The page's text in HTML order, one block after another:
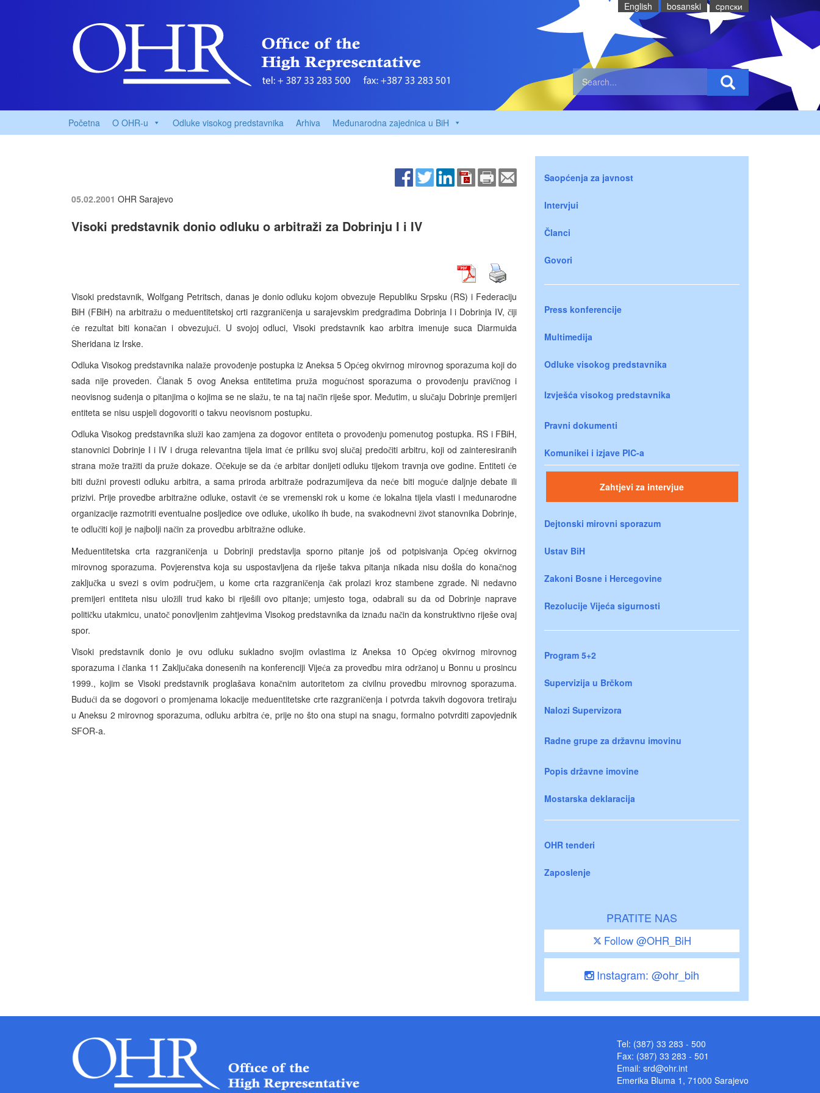
English bosanski cрпски
Početna O OHR-u Odluke visokog predstavnika Arhiva Međunarodna zajednica u BiH
05.02.2001 OHR Sarajevo
Visoki predstavnik donio odluku o arbitraži za Dobrinju I i IV
Visoki predstavnik, Wolfgang Petritsch, danas je donio odluku kojom obvezuje Republiku Srpsku (RS) i Federaciju
BiH (FBiH) na arbitražu o međuentitetskoj crti razgraničenja u sarajevskim predgrađima Dobrinja I i Dobrinja IV, čiji
će rezultat biti konačan i obvezujući. U svojoj odluci, Visoki predstavnik kao arbitra imenuje suca Diarmuida
Sheridana iz Irske.
Odluka Visokog predstavnika nalaže provođenje postupka iz Aneksa 5 Općeg okvirnog mirovnog sporazuma koji do
sada nije proveden. Članak 5 ovog Aneksa entitetima pruža mogućnost sporazuma o provođenju pravičnog i
neovisnog suđenja o pitanjima o kojima se ne slažu, te na taj način riješe spor. Međutim, u slučaju Dobrinje premijeri
entiteta se nisu uspjeli dogovoriti o takvu neovisnom postupku.
Odluka Visokog predstavnika služi kao zamjena za dogovor entiteta o provođenju pomenutog postupka. RS i FBiH,
stanovnici Dobrinje I i IV i druga relevantna tijela imatće priliku svoj slučaj predočiti arbitru, koji od zainteresiranih
strana može tražiti da pruže dokaze. Očekuje se da će arbitar donijeti odluku tijekom travnja ove godine. Entitetiće
biti dužni provesti odluku arbitra, a sama priroda arbitraže podrazumijeva da neće biti moguće daljnje debate ili
prizivi. Prije provedbe arbitražne odluke, ostavit će se vremenski rok u komeće lokalna tijela vlasti i međunarodne
organizacije razmotriti eventualne posljedice ove odluke, ukoliko ih bude, na svakodnevni život stanovnika Dobrinje,
te odlučiti koji je najbolji način za provedbu arbitražne odluke.
Međuentitetska crta razgraničenja u Dobrinji predstavlja sporno pitanje još od potpisivanja Općeg okvirnog
mirovnog sporazuma. Povjerenstva koja su uspostavljena da riješe takva pitanja nikada nisu došla do konačnog
zaključka u svezi s ovim područjem, u kome crta razgraničenja čak prolazi kroz stambene zgrade. Ni nedavno
premijeri entiteta nisu uložili trud kako bi riješili ovo pitanje; umjesto toga, odabrali su da od Dobrinje naprave
političku utakmicu, unatoč ponovljenim zahtjevima Visokog predstavnika da iznađu način da konstruktivno riješe ovaj
spor.
Visoki predstavnik donio je ovu odluku sukladno svojim ovlastima iz Aneksa 10 Općeg okvirnog mirovnog
sporazuma ičlanka 11 Zaključaka donesenih na konferenciji Vijeća za provedbu mira održanoj u Bonnu u prosincu
1999., kojim se Visoki predstavnik proglašava konačnim autoritetom za civilnu provedbu mirovnog sporazuma.
Budući da se dogovori o promjenama lokacije međuentitetske crte razgraničenja i potvrda takvih dogovora tretiraju
u Aneksu 2 mirovnog sporazuma, odluku arbitraće, prije no što ona stupi na snagu, formalno potvrditi zapovjednik
SFOR-a.
Saopćenja za javnost
Intervjui
Članci
Govori
Press konferencije
Multimedija
Odluke visokog predstavnika
Izvješća visokog predstavnika
Pravni dokumenti
Komunikei i izjave PIC-a
Zahtjevi za intervjue
Dejtonski mirovni sporazum
Ustav BiH
Zakoni Bosne i Hercegovine
Rezolucije Vijeća sigurnosti
Program 5+2
Supervizija u Brčkom
Nalozi Supervizora
Radne grupe za državnu imovinu
Popis državne imovine
Mostarska deklaracija
OHR tenderi
Zaposlenje
PRATITE NAS
Follow @OHR_BiH
Instagram: @ohr_bih
Tel: (387) 33 283 - 500
Fax: (387) 33 283 - 501
Email: srd@ohr.int
Emerika Bluma 1, 71000 Sarajevo